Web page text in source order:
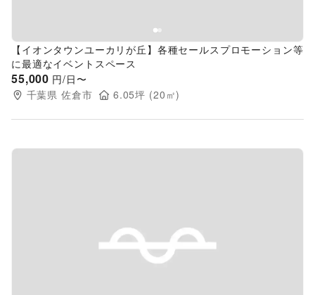
【イオンタウンユーカリが丘】各種セールスプロモーション等
に最適なイベントスペース
55,000 円/日〜
千葉県 佐倉市 6.05坪 (20 ㎡)
Previous slide